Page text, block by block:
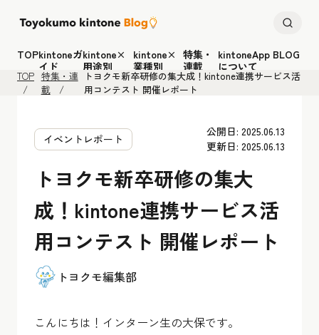
TOPkintoneガ
イド
kintone×
用途別
kintone×
業種別
特集・
連載
kintoneApp BLOG
について
TOP 特集・連
載
トヨクモ新卒研修の集大成！kintone連携サービス活
用コンテスト 開催レポート
イベントレポート
公開日: 2025.06.13
更新日: 2025.06.13
トヨクモ新卒研修の集大
成！kintone連携サービス活
用コンテスト 開催レポート
トヨクモ編集部
こんにちは！インターン生の大保です。